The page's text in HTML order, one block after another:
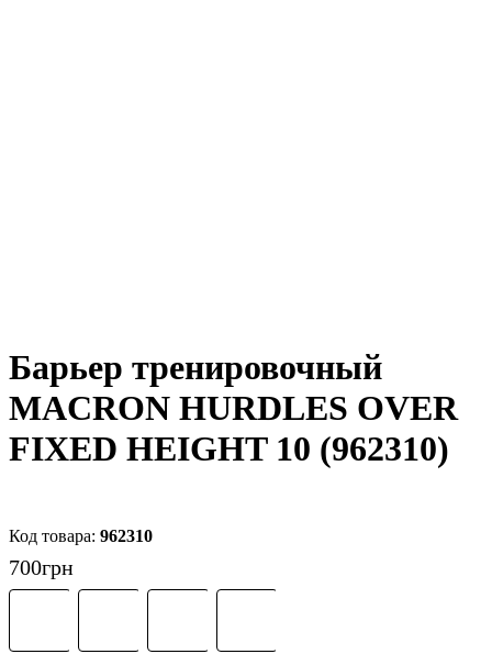
Барьер тренировочный
MACRON HURDLES OVER
FIXED HEIGHT 10 (962310)
962310
700грн